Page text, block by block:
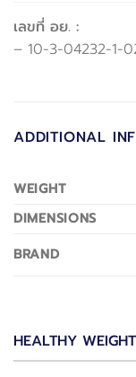
เลขที่ อย. :
– 10-3-04232-1-
ADDITIONAL
WEIGHT
DIMENSIONS
BRAND
HEALTHY